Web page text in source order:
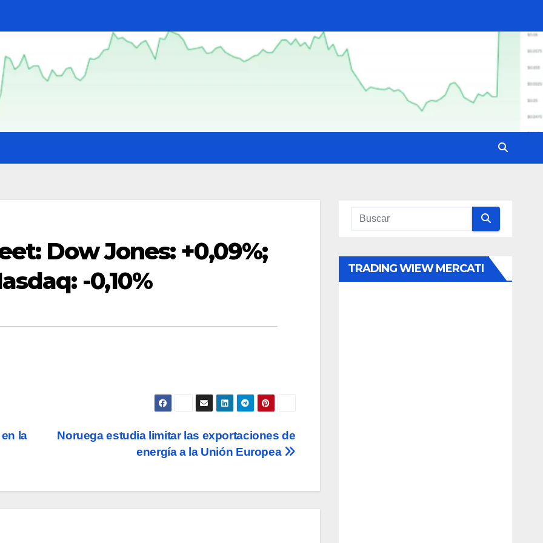
Dow Jones: +0,09%;
-0,10%
Noruega estudia limitar las exportaciones de
energía a la Unión Europea
la
TRADING WIEW MERCATI